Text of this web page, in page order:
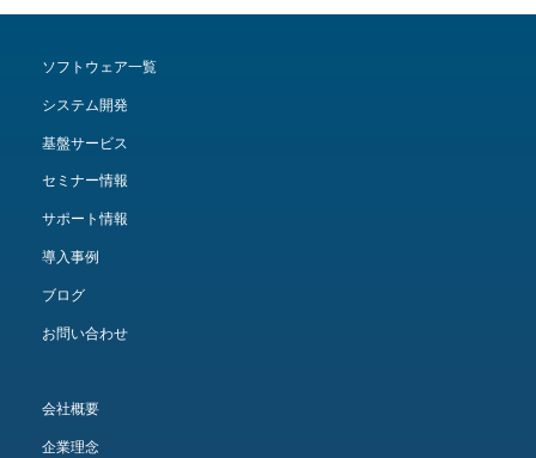
ソフトウェア一覧
システム開発
基盤サービス
セミナー情報
サポート情報
導入事例
ブログ
お問い合わせ
会社概要
企業理念